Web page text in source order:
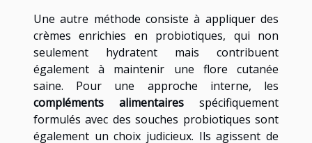
Une autre méthode consiste à appliquer des
crèmes enrichies en probiotiques, qui non
seulement hydratent mais contribuent
également à maintenir une flore cutanée
saine. Pour une approche interne, les
compléments alimentaires spécifiquement
formulés avec des souches probiotiques sont
également un choix judicieux. Ils agissent de